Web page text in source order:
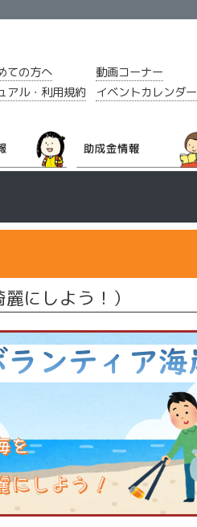
ての方へ
アル・利用規約
動画コーナー
イベントカレンダー
にしよう！）